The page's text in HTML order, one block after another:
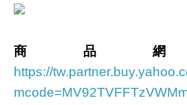
商品
https://